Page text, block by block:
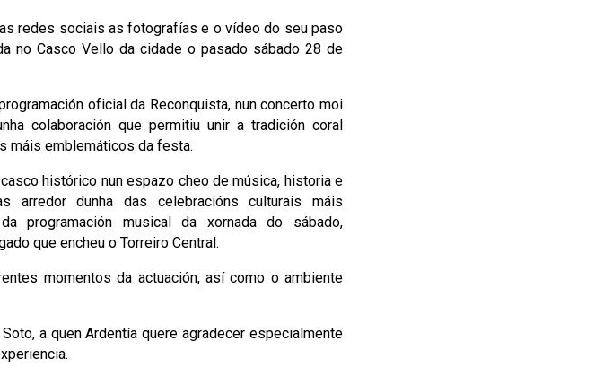
redes sociais as fotografías e o vídeo do seu paso
no Casco Vello da cidade o pasado sábado 28 de
oficial da Reconquista, nun concerto moi
colaboración que permitiu unir a tradición coral
máis emblemáticos da festa.
histórico nun espazo cheo de música, historia e
arredor dunha das celebracións culturais máis
programación musical da xornada do sábado,
que encheu o Torreiro Central.
momentos da actuación, así como o ambiente
a quen Ardentía quere agradecer especialmente